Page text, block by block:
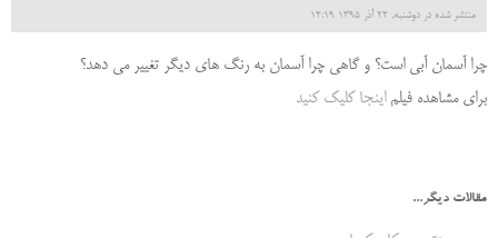
منتشر شده در دوشنبه, 22 آذر 1395 12:19
چرا آسمان آبی است؟ و گاهی چرا آسمان به رنگ های دیگر تغییر می دهد؟
برای مشاهده فیلماینجا کلیک کنید
مقالات دیگر...